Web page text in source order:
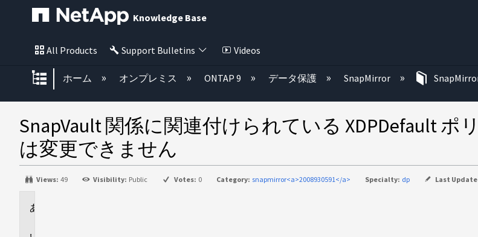
Knowledge Base
All Products Support Bulletins Videos
グローバル階層を展開/折りたたむ
ホーム オンプレミス ONTAP 9 データ保護 SnapMirror
SnapVault 関係に関連付けられている XDPDefault ポ
は変更できません
Views: 49 Visibility: Public Votes: 0 Category: snapmirror<a>2008930591</a> Specialty: dp Last